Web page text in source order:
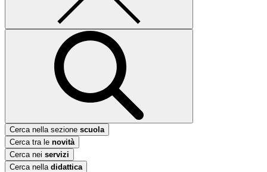
Cerca nella sezione scuola
Cerca tra le novità
Cerca nei servizi
Cerca nella didattica